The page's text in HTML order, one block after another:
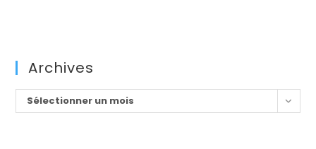
Archives
Archives
Sélectionner un mois